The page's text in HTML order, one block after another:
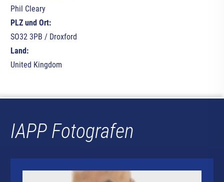
Phil Cleary
PLZ und Ort:
SO32 3PB / Droxford
Land:
United Kingdom
IAPP Fotografen